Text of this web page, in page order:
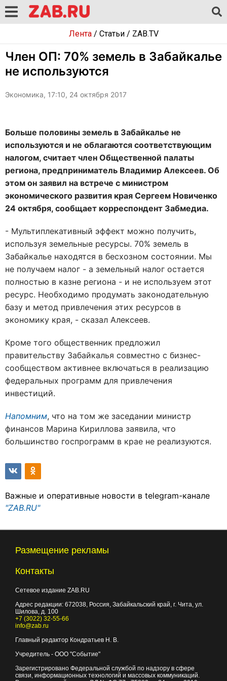
Лента/ Статьи/ ZAB.TV
Член ОП: 70% земель в Забайкалье
не используются
Экономика, 17:10, 24 октября 2017
Больше половины земель в Забайкалье не
используются и не облагаются соответствующим
налогом, считает член Общественной палаты
региона, предприниматель Владимир Алексеев. Об
этом он заявил на встрече с министром
экономического развития края Сергеем Новиченко
24 октября, сообщает корреспондент Забмедиа.
- Мультиплекативный эффект можно получить,
используя земельные ресурсы. 70% земель в
Забайкалье находятся в бесхозном состоянии. Мы
не получаем налог - а земельный налог остается
полностью в казне региона - и не используем этот
ресурс. Необходимо продумать законодательную
базу и метод привлечения этих ресурсов в
экономику края, - сказал Алексеев.
Кроме того общественник предложил
правительству Забайкалья совместно с бизнес-
сообществом активнее включаться в реализацию
федеральных программ для привлечения
инвестиций.
Напомним, что на том же заседании министр
финансов Марина Кириллова заявила, что
большинство госпрограмм в крае не реализуются.
Важные и оперативные новости в telegram-канале
"ZAB.RU"
Размещение рекламы
Контакты
Сетевое издание ZAB.RU
Адрес редакции: 672038, Россия, Забайкальский край, г. Чита, ул.
Шилова, д. 100
+7 (3022) 32-55-66
info@zab.ru
Главный редактор Кондратьев Н. В.
Учредитель - ООО "Событие"
Зарегистрировано Федеральной службой по надзору в сфере
связи, информационных технологий и массовых коммуникаций.